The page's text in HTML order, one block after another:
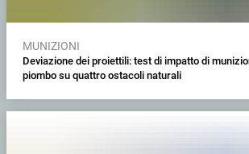
MUNIZIONI
Deviazione dei proiettili: test di impatto di
piombo su quattro ostacoli naturali